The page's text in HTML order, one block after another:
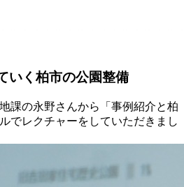
いく柏市の公園整備
課の永野さんから「 事例紹介と柏
でレクチャーをしていただきまし